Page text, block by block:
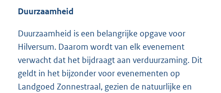
Duurzaamheid
Duurzaamheid is een belangrijke opgave voor
Hilversum. Daarom wordt van elk evenement
verwacht dat het bijdraagt aan verduurzaming. Dit
geldt in het bijzonder voor evenementen op
Landgoed Zonnestraal, gezien de natuurlijke en